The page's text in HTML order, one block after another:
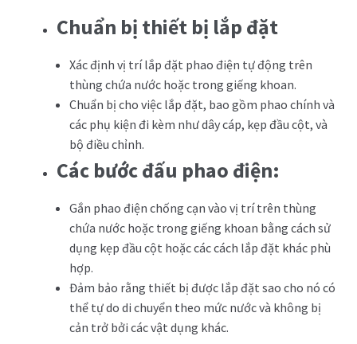
Chuẩn bị thiết bị lắp đặt
Xác định vị trí lắp đặt phao điện tự động trên
thùng chứa nước hoặc trong giếng khoan.
Chuẩn bị cho việc lắp đặt, bao gồm phao chính và
các phụ kiện đi kèm như dây cáp, kẹp đầu cột, và
bộ điều chỉnh.
Các bước đấu phao điện:
Gắn phao điện chống cạn vào vị trí trên thùng
chứa nước hoặc trong giếng khoan bằng cách sử
dụng kẹp đầu cột hoặc các cách lắp đặt khác phù
hợp.
Đảm bảo rằng thiết bị được lắp đặt sao cho nó có
thể tự do di chuyển theo mức nước và không bị
cản trở bởi các vật dụng khác.